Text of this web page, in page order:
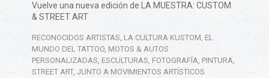
Vuelve una nueva edición de LA MUESTRA: CUSTOM
& STREET ART
RECONOCIDOS ARTISTAS, LA CULTURA KUSTOM, EL
MUNDO DEL TATTOO, MOTOS & AUTOS
PERSONALIZADAS, ESCULTURAS, FOTOGRAFÍA, PINTURA,
STREET ART, JUNTO A MOVIMIENTOS ARTÍSTICOS